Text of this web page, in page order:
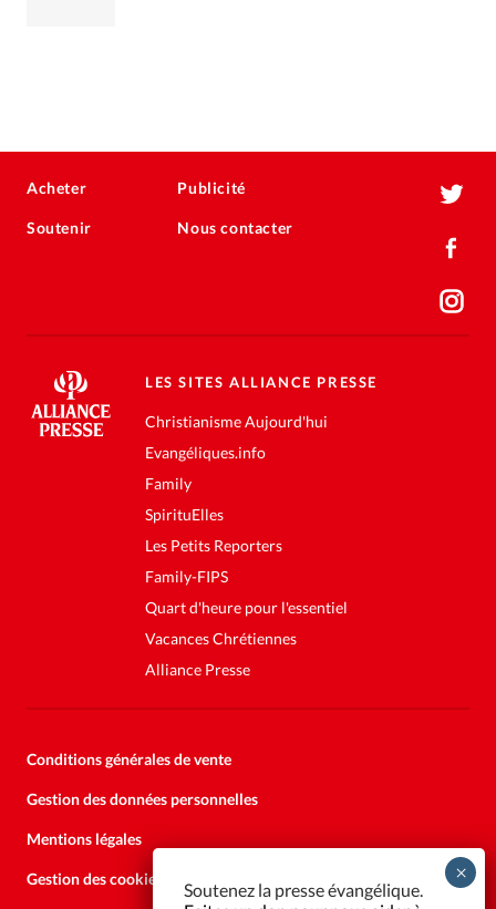
Acheter
Soutenir
Publicité
Nous contacter
LES SITES ALLIANCE PRESSE
Christianisme Aujourd'hui
Evangéliques.info
Family
SpirituElles
Les Petits Reporters
Family-FIPS
Quart d'heure pour l'essentiel
Vacances Chrétiennes
Alliance Presse
Conditions générales de vente
Gestion des données personnelles
Mentions légales
Gestion des cookies
Soutenez la presse évangélique.